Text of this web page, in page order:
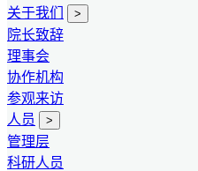
关于我们 >
院长致辞
理事会
协作机构
参观来访
人员
>
管理层
科研人员